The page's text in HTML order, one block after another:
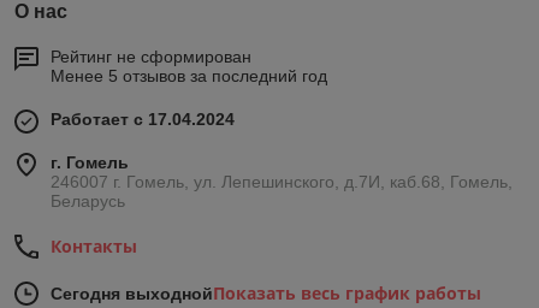
О нас
Рейтинг не сформирован
Менее 5 отзывов за последний год
Работает с 17.04.2024
г. Гомель
246007 г. Гомель, ул. Лепешинского, д.7И, каб.68, Гомель,
Беларусь
Контакты
Сегодня выходнойПоказать весь график работы